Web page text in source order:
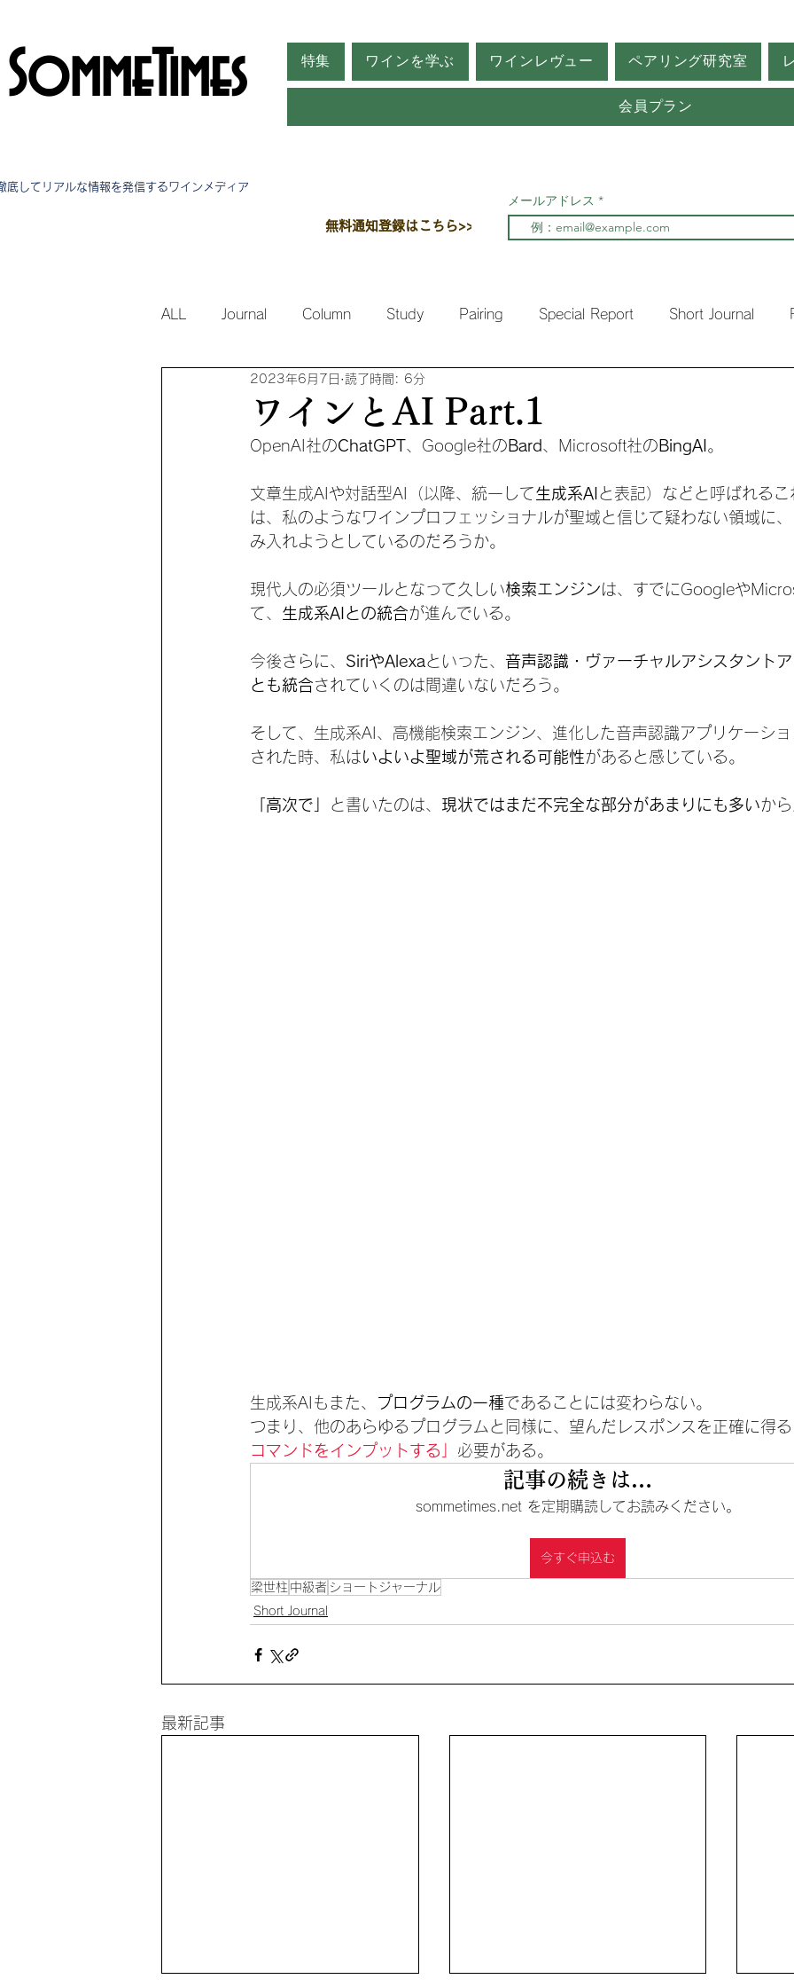
SommeTimes 特集 ワインを学ぶ ワインレヴュー ペアリング研究室
会員プラン
底してリアルな情報を発信する​ワインメディア
無料通知登録はこちら>>
メールアドレス
ALL Journal Column Study Pairing Special Report Short Journal
Side Stories
ワインとAI Part.1
2023年6月7日 読了時間: 6分
OpenAI社のChatGPT、Google社の Bard、Microsoft社の BingAI 。
文章生成AIや対話型AI（以降、統一して生成系AI と表記）などと呼ばれる
は、私のようなワインプロフェッショナルが聖域と信じて疑わない領域に
み入れようとしているのだろうか。
現代人の必須ツールとなって久しい検索エンジンは、すでにGoogleや
て、 生成系AIとの統合が進んでいる。
今後さらに、 SiriやAlexaといった、 音声認識・ヴァーチャルアシスタント
とも統合されていくのは間違いないだろう。
そして、生成系AI、高機能検索エンジン、進化した音声認識アプリケーシ
された時、私はいよいよ聖域が荒される可能性があると感じている。
「高次で」 と書いたのは、 現状ではまだ不完全な部分があまりにも多いか
生成系AIもまた、 プログラムの一種であることには変わらない。
つまり、他のあらゆるプログラムと同様に、望んだレスポンスを正確に得
コマンドをインプットする」 必要がある。
記事の続きは…
sommetimes.net を定期購読してお読みください。
今すぐ申込む
梁世柱 中級者 ショートジャーナル
Short Journal
最新記事